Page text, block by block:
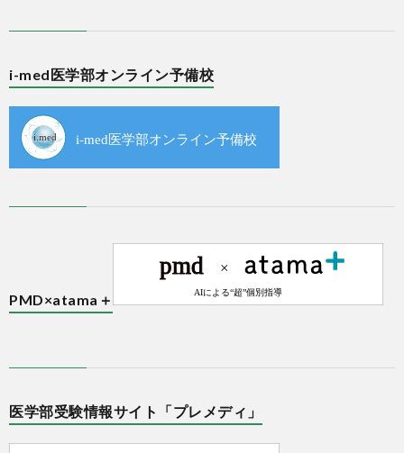
i-med医学部オンライン予備校
PMD×atama＋
医学部受験情報サイト「プレメディ」